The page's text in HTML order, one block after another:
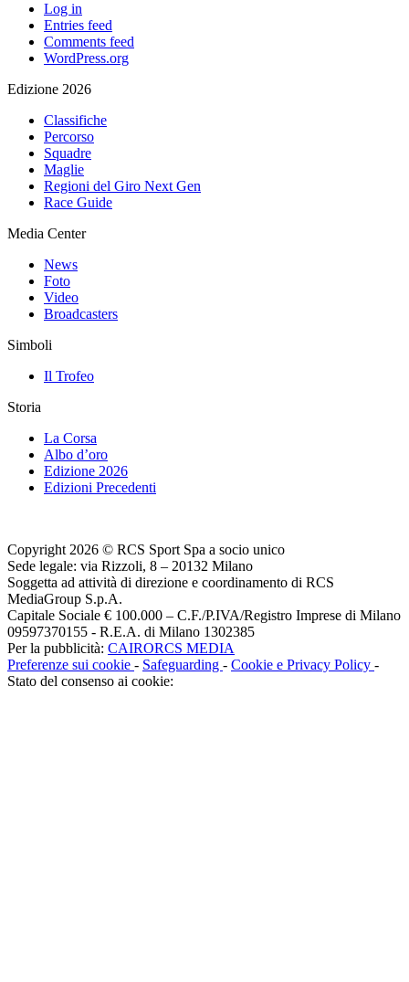
Log in
Entries feed
Comments feed
WordPress.org
Edizione 2026
Classifiche
Percorso
Squadre
Maglie
Regioni del Giro Next Gen
Race Guide
Media Center
News
Foto
Video
Broadcasters
Simboli
Il Trofeo
Storia
La Corsa
Albo d’oro
Edizione 2026
Edizioni Precedenti
Copyright 2026 © RCS Sport Spa a socio unico
Sede legale: via Rizzoli, 8 – 20132 Milano
Soggetta ad attività di direzione e coordinamento di RCS
MediaGroup S.p.A.
Capitale Sociale € 100.000 – C.F./P.IVA/Registro Imprese di Milano
09597370155 - R.E.A. di Milano 1302385
Per la pubblicità: CAIRORCS MEDIA
Preferenze sui cookie - Safeguarding - Cookie e Privacy Policy -
Stato del consenso ai cookie: